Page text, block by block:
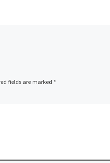
fields are marked *